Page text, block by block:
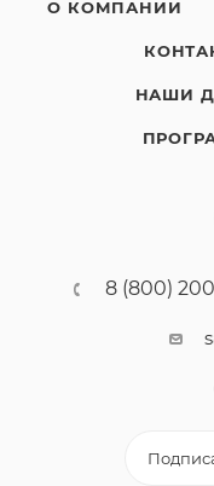
О КОМПАНИИ
НАШИ
8 (800)